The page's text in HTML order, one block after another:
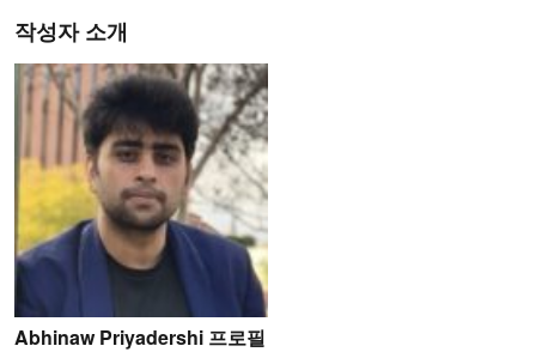
작성자 소개
Abhinaw Priyadershi 프로필